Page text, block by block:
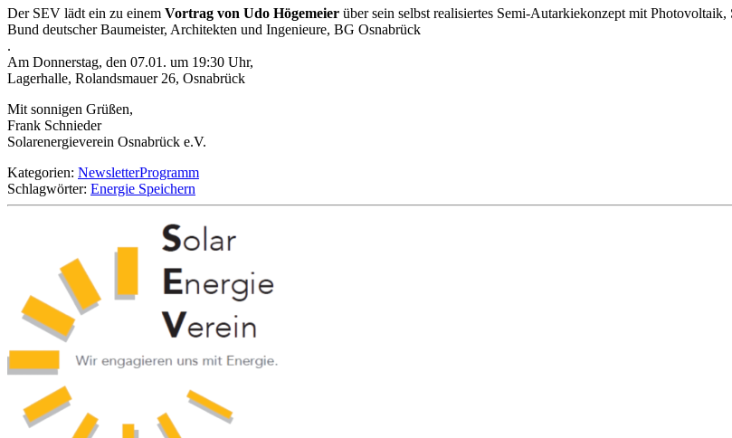
Der SEV lädt ein zu einem Vortrag von Udo Högemeier über sein selbst realisiertes Semi-Autarkiekonzept mit
Bund deutscher Baumeister, Architekten und Ingenieure, BG Osnabrück
.
Am Donnerstag, den 07.01. um 19:30 Uhr,
Lagerhalle, Rolandsmauer 26, Osnabrück
Mit sonnigen Grüßen,
Frank Schnieder
Solarenergieverein Osnabrück e.V.
Kategorien: NewsletterProgramm
Schlagwörter: Energie Speichern